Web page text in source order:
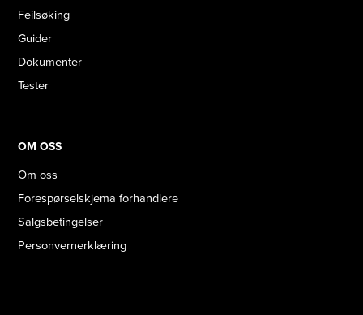
Feilsøking
Guider
Dokumenter
Tester
OM OSS
Om oss
Forespørselskjema forhandlere
Salgsbetingelser
Personvernerklæring